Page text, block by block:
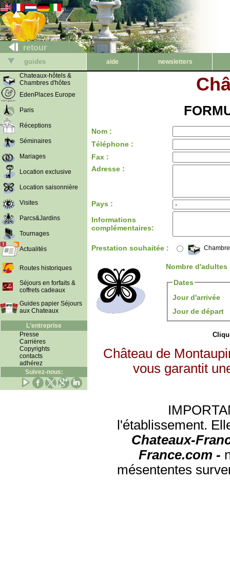
retour
guides aide
newsletters
Chateaux-hôtels &
Chambres d'hôtes
EdenPlaces Europe
Paris
Réceptions
Séminaires
Mariages
Location exclusive
Location saisonnière
Visites
Parcs&Jardins
Tournages
Actualités
Routes historiques
Séjours en forfaits &
coffrets cadeaux
Guides papier Séjours
aux Chateaux
L'entreprise
Presse
Carrières
Copyrights
contacts
adhérez
Suivez-nous:
Nom :
Téléphone :
Fax :
Adresse :
Pays :
Informations
complémentaires:
Prestation souhaitée :
Nombre
Dates
Jour d'arrivée
Jour de départ
Château de
vous garantit
l'établissement.
Chateaux-
France.com -
mésententes